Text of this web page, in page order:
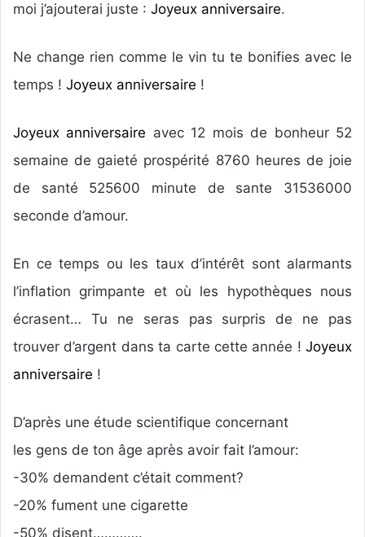
moi j’ajouterai juste : Joyeux anniversaire.
Ne change rien comme le vin tu te bonifies avec le
temps ! Joyeux anniversaire !
Joyeux anniversaire avec 12 mois de bonheur 52
semaine de gaieté prospérité 8760 heures de joie
de santé 525600 minute de sante 31536000
seconde d’amour.
En ce temps ou les taux d’intérêt sont alarmants
l’inflation grimpante et où les hypothèques nous
écrasent… Tu ne seras pas surpris de ne pas
trouver d’argent dans ta carte cette année ! Joyeux
anniversaire !
D’après une étude scientifique concernant
les gens de ton âge après avoir fait l’amour:
-30% demandent c’était comment?
-20% fument une cigarette
-50% disent………….